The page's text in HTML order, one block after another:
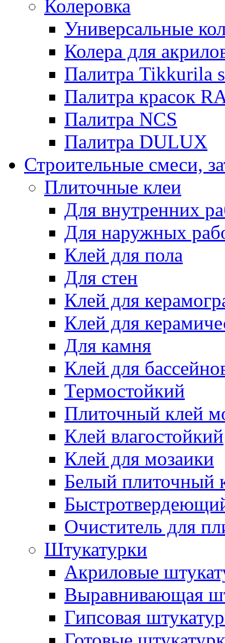
Колеровка
Универсальные
Колера для
Палитра Tikkurila
Палитра красок
Палитра NCS
Палитра DULUX
Строительные смеси,
Плиточные клеи
Для внутренних
Для наружных
Клей для пола
Для стен
Клей для
Клей для
Для камня
Клей для
Термостойкий
Плиточный клей
Клей влагостойкий
Клей для мозаики
Белый плиточный
Очиститель для
Штукатурки
Акриловые
Выравнивающая
Гипсовая